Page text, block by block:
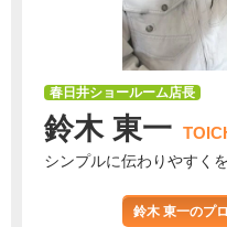
春日井ショールーム店長
鈴木 東一
シンプルに伝わりやすく
鈴木 東一のプ